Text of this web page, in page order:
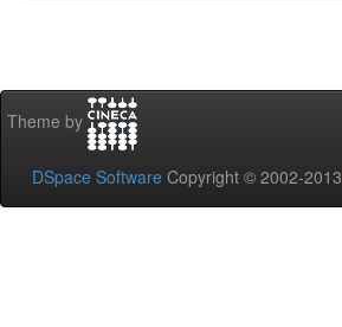
Theme by
DSpace Software Copyright © 2002-2013